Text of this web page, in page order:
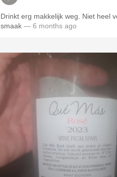
Drinkt erg makkelijk weg. Niet heel
smaak — 6 months ago